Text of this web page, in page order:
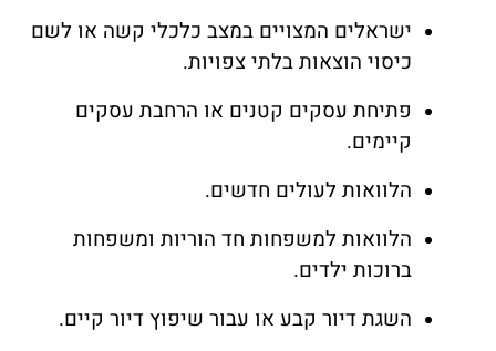
ישראלים המצויים במצב כלכלי קשה או לשם
כיסוי הוצאות בלתי צפויות.
פתיחת עסקים קטנים או הרחבת עסקים
קיימים.
הלוואות לעולים חדשים.
הלוואות למשפחות חד הוריות ומשפחות
ברוכות ילדים.
השגת דיור קבע או עבור שיפוץ דיור קיים.